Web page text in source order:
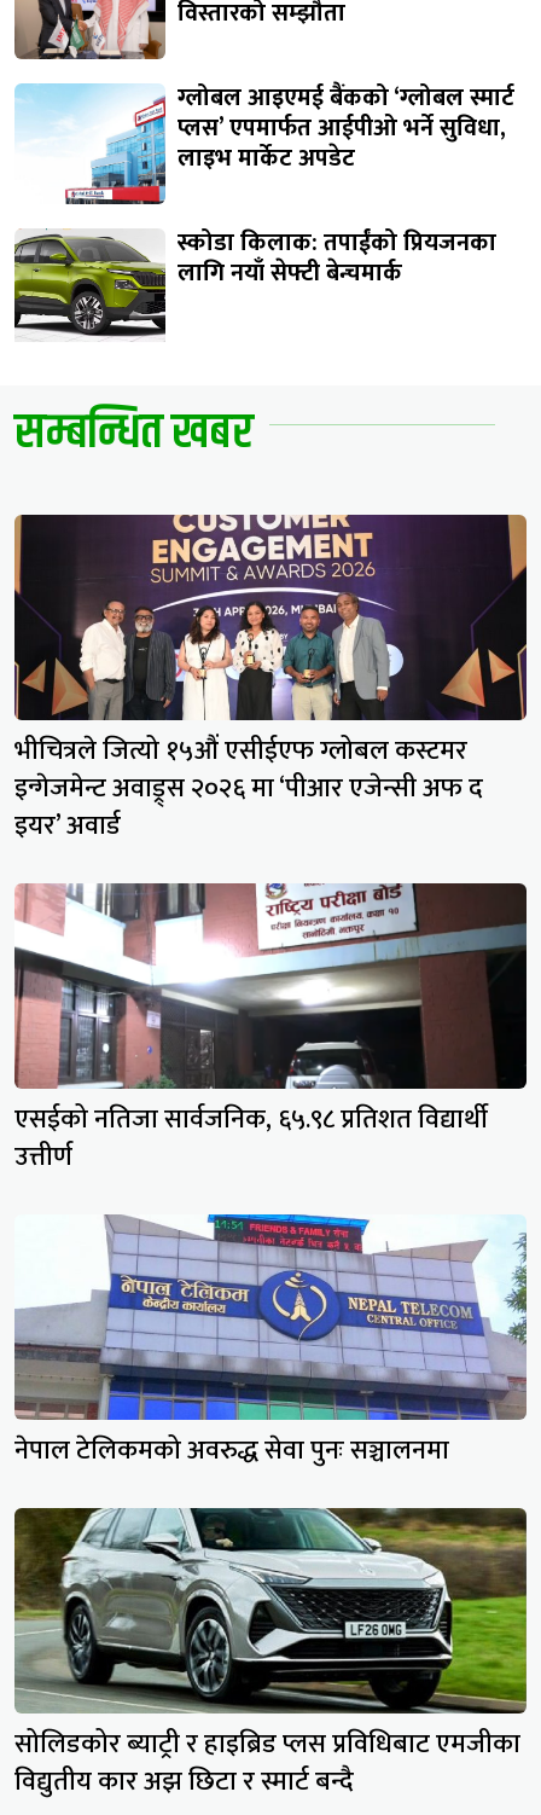
विस्तारको सम्झौता
ग्लोबल आइएमई बैंकको ‘ग्लोबल स्मार्ट
प्लस’ एपमार्फत आईपीओ भर्ने सुविधा,
लाइभ मार्केट अपडेट
स्कोडा किलाक: तपाईंको प्रियजनका
लागि नयाँ सेफ्टी बेन्चमार्क
सम्बन्धित खबर
भीचित्रले जित्यो १५औं एसीईएफ ग्लोबल कस्टमर
इन्गेजमेन्ट अवाड्र्स २०२६ मा ‘पीआर एजेन्सी अफ द
इयर’ अवार्ड
एसईको नतिजा सार्वजनिक, ६५.९८ प्रतिशत विद्यार्थी
उत्तीर्ण
नेपाल टेलिकमको अवरुद्ध सेवा पुनः सञ्चालनमा
सोलिडकोर ब्याट्री र हाइब्रिड प्लस प्रविधिबाट एमजीका
विद्युतीय कार अझ छिटा र स्मार्ट बन्दै